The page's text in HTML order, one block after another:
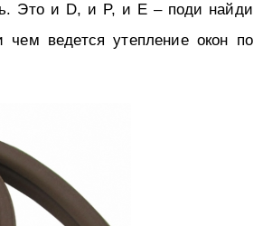
Это и D, и P, и E – поди найди
чем ведется утепление окон по